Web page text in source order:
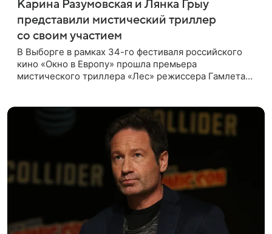
Карина Разумовская и Лянка Грыу
представили мистический триллер
со своим участием
В Выборге в рамках 34-го фестиваля российского
кино «Окно в Европу» прошла премьера
мистического триллера «Лес» режиссера Гамлета